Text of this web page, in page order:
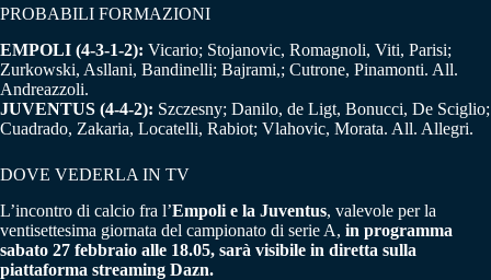
PROBABILI FORMAZIONI
EMPOLI (4-3-1-2): Vicario; Stojanovic, Romagnoli, Viti, Parisi;
Zurkowski, Asllani, Bandinelli; Bajrami,; Cutrone, Pinamonti. All.
Andreazzoli.
JUVENTUS (4-4-2): Szczesny; Danilo, de Ligt, Bonucci, De Sciglio;
Cuadrado, Zakaria, Locatelli, Rabiot; Vlahovic, Morata. All. Allegri.
DOVE VEDERLA IN TV
L’incontro di calcio fra l’Empoli e la Juventus, valevole per la
ventisettesima giornata del campionato di serie A, in programma
sabato 27 febbraio alle 18.05, sarà visibile in diretta sulla
piattaforma streaming Dazn.